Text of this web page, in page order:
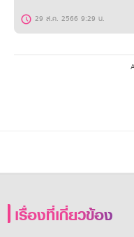
29 ส.ค. 2566 9:29 น.
เรื่องที่เกี่ยวข้อง